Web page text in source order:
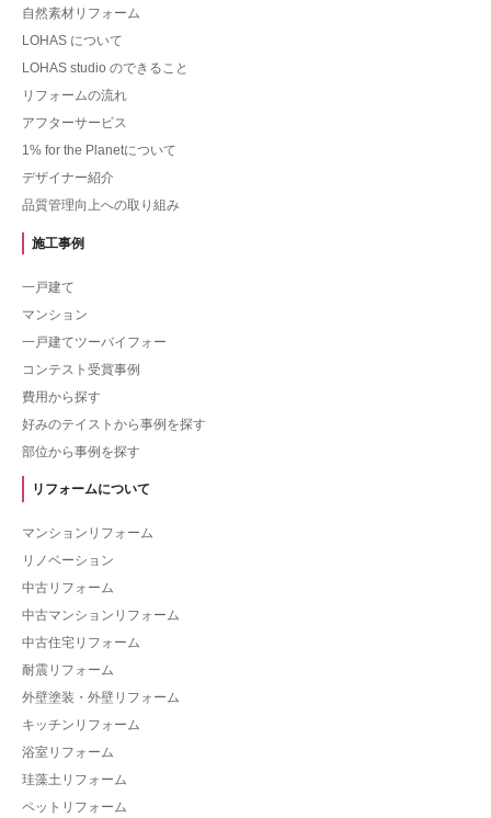
自然素材リフォーム
LOHAS について
LOHAS studio のできること
リフォームの流れ
アフターサービス
1% for the Planetについて
デザイナー紹介
品質管理向上への取り組み
施工事例
一戸建て
マンション
一戸建てツーバイフォー
コンテスト受賞事例
費用から探す
好みのテイストから事例を探す
部位から事例を探す
リフォームについて
マンションリフォーム
リノベーション
中古リフォーム
中古マンションリフォーム
中古住宅リフォーム
耐震リフォーム
外壁塗装・外壁リフォーム
キッチンリフォーム
浴室リフォーム
珪藻土リフォーム
ペットリフォーム